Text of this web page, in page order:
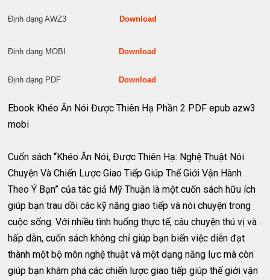
Định dạng AWZ3Download
Định dạng MOBIDownload
Định dạng PDFDownload
Ebook Khéo Ăn Nói Được Thiên Hạ Phần 2 PDF epub azw3
mobi
Cuốn sách “Khéo Ăn Nói, Được Thiên Hạ: Nghệ Thuật Nói
Chuyện Và Chiến Lược Giao Tiếp Giúp Thế Giới Vận Hành
Theo Ý Bạn” của tác giả Mỹ Thuận là một cuốn sách hữu ích
giúp bạn trau dồi các kỹ năng giao tiếp và nói chuyện trong
cuộc sống. Với nhiều tình huống thực tế, câu chuyện thú vị và
hấp dẫn, cuốn sách không chỉ giúp bạn biến việc diễn đạt
thành một bộ môn nghệ thuật và một dạng năng lực mà còn
giúp bạn khám phá các chiến lược giao tiếp giúp thế giới vận